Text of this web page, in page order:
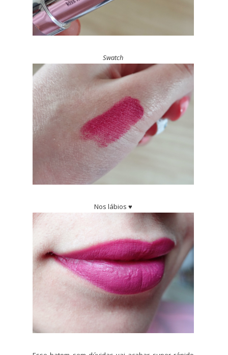
Swatch
Nos lábios ♥